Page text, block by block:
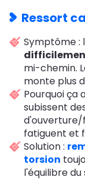
Ressort
Symptôme :
mi-chemin.
monte plus
Pourquoi ça
subissent
d'ouverture/
fatiguent et
Solution :
torsion
l'équilibre